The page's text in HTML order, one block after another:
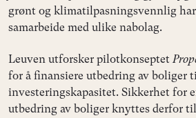
grønt og klimatilpasningsvennlig
samarbeide med ulike nabolag.
Leuven utforsker pilotkonseptet
for å finansiere utbedring av boliger
investeringskapasitet. Sikkerhet for
utbedring av boliger knyttes derfor